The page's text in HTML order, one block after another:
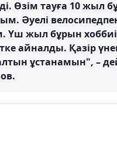
Өзім тауға 10 жыл
Әуелі
Үш жыл бұрын
айналды. Қазір
ұстанамын", –